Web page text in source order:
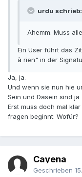
urdu schrieb:
Ähemm. Muss
Ein User führt das
à rien" in der
Ja, ja.
Und wenn sie nun hie
Sein und Dasein sind
Erst muss doch mal
fragen beginnt: Wofür?
Cayena
Geschrieben